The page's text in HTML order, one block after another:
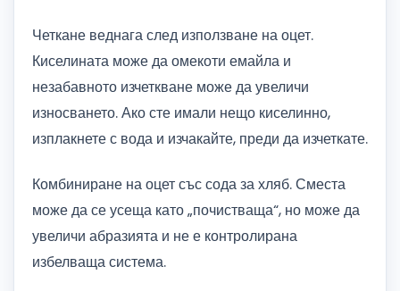
Четкане веднага след използване на оцет.
Киселината може да омекоти емайла и
незабавното изчеткване може да увеличи
износването. Ако сте имали нещо киселинно,
изплакнете с вода и изчакайте, преди да изчеткате.
Комбиниране на оцет със сода за хляб. Сместа
може да се усеща като „почистваща“, но може да
увеличи абразията и не е контролирана
избелваща система.